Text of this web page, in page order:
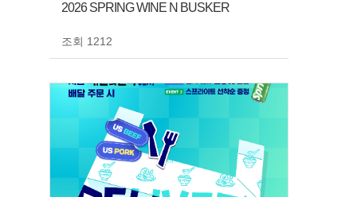
2026 SPRING WINE N BUSKER
조회 1212